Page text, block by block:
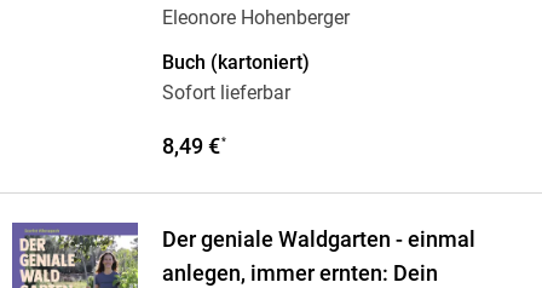
Eleonore Hohenberger
Buch (kartoniert)
Sofort lieferbar
8,49 €*
Der geniale Waldgarten - einmal
anlegen, immer ernten: Dein